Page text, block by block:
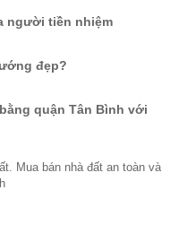
người tiền nhiệm
đẹp?
quận Tân Bình với